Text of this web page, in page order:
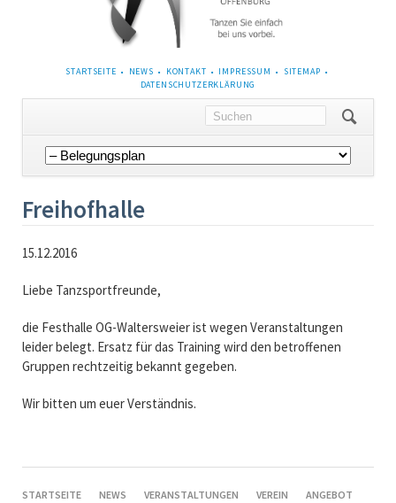
NAVIGATION
STARTSEITE NEWS KONTAKT IMPRESSUM
SITEMAP
DATENSCHUTZERKLÄRUNG
Navigation
überspringen
Freihofhalle
15.12.2016
Liebe Tanzsportfreunde,
die Festhalle OG-Waltersweier ist wegen Veranstaltungen
leider belegt. Ersatz für das Training wird den betroffenen
Gruppen rechtzeitig bekannt gegeben.
Wir bitten um euer Verständnis.
NAVIGATION
STARTSEITE NEWS VERANSTALTUNGEN VEREIN ANGEBOT